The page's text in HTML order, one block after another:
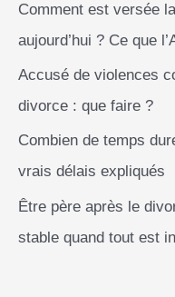
Comment est versée
aujourd’hui ? Ce que
Accusé de violences
divorce : que faire ?
Combien de temps
vrais délais expliqués
Être père après le
stable quand tout est